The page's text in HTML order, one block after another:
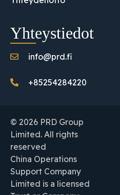
Yhteystiedot
info@prd.fi
+85254284220
© 2026 PRD Group
Limited. All rights
reserved
China Operations
Support Company
Limited is a licensed